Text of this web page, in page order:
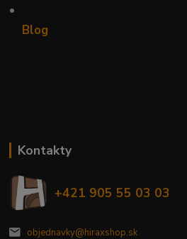
•
Blog
Kontakty
+421 905 55 03 03
objednavky@hiraxshop.sk